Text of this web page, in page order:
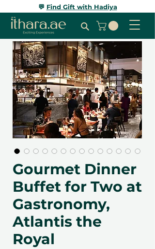
💬 Find Gift with Hadiya
Gourmet Dinner
Buffet for Two at
Gastronomy,
Atlantis the
Royal